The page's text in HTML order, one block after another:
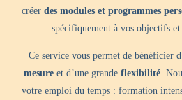
créerdes modules et programmes
spécifiquement à vos objectifs et
Ce service vous permet de bénéficier
mesure et d’une grandeflexibilité.
votre emploi du temps : formation